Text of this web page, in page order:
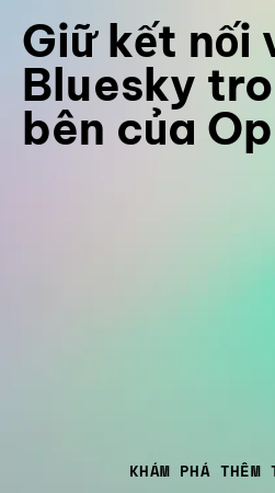
Giữ kết nối
Bluesky
bên của
KHÁM PHÁ THÊM